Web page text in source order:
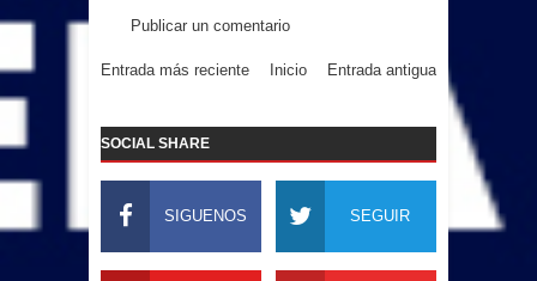
Publicar un comentario
Entrada más reciente Entrada antigua
Inicio
SOCIAL SHARE
SIGUENOS SEGUIR